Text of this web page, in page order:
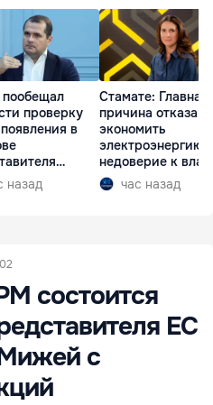
проверку
в
назад
Стамате: Главная
причина отказа
экономить
электроэнергию
недоверие к
час назад
состоится
ЕС
с